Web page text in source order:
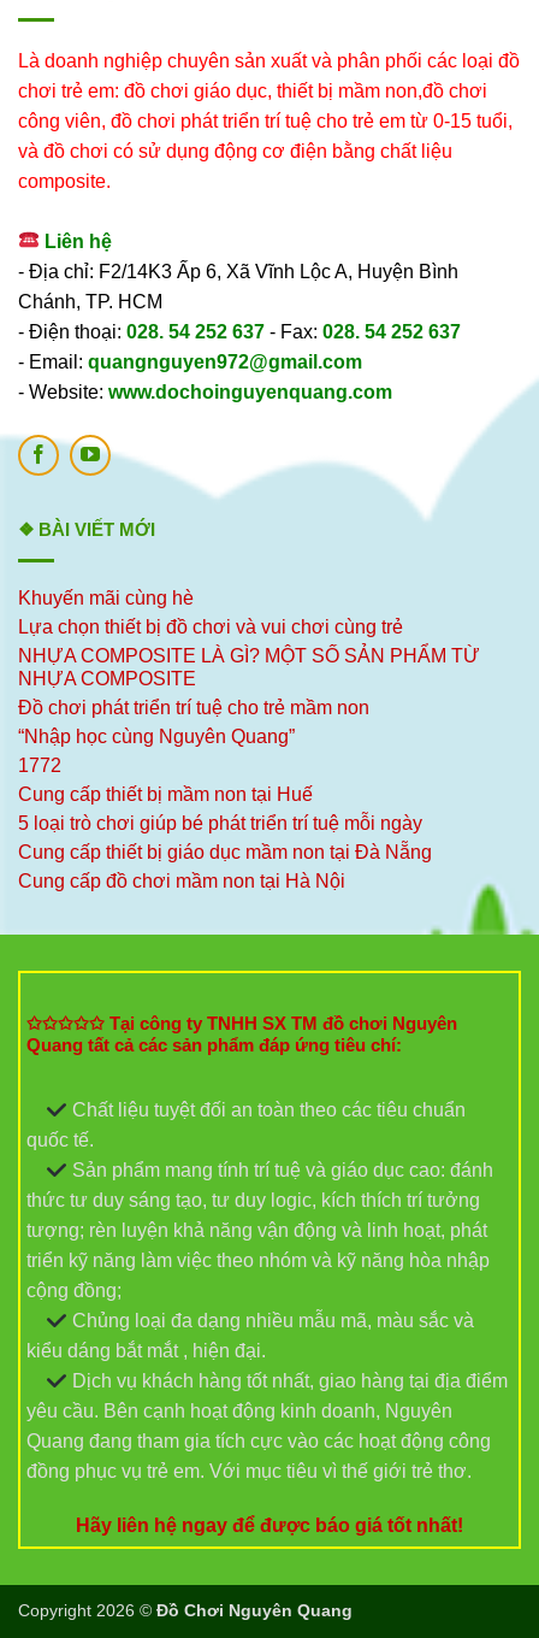
Là doanh nghiệp chuyên sản xuất và phân phối các loại đồ
chơi trẻ em: đồ chơi giáo dục, thiết bị mầm non,đồ chơi
công viên, đồ chơi phát triển trí tuệ cho trẻ em từ 0-15 tuổi,
và đồ chơi có sử dụng động cơ điện bằng chất liệu
composite.
Liên hệ
- Địa chỉ: F2/14K3 Ấp 6, Xã Vĩnh Lộc A, Huyện Bình
Chánh, TP. HCM
- Điện thoại: 028. 54 252 637 - Fax: 028. 54 252 637
- Email: quangnguyen972@gmail.com
- Website: www.dochoinguyenquang.com
❖ BÀI VIẾT MỚI
Khuyến mãi cùng hè
Lựa chọn thiết bị đồ chơi và vui chơi cùng trẻ
NHỰA COMPOSITE LÀ GÌ? MỘT SỐ SẢN PHẨM TỪ
NHỰA COMPOSITE
Đồ chơi phát triển trí tuệ cho trẻ mầm non
“Nhập học cùng Nguyên Quang”
1772
Cung cấp thiết bị mầm non tại Huế
5 loại trò chơi giúp bé phát triển trí tuệ mỗi ngày
Cung cấp thiết bị giáo dục mầm non tại Đà Nẵng
Cung cấp đồ chơi mầm non tại Hà Nội
✩✩✩✩✩ Tại công ty TNHH SX TM đồ chơi Nguyên
Quang tất cả các sản phẩm đáp ứng tiêu chí:
Chất liệu tuyệt đối an toàn theo các tiêu chuẩn
quốc tế.
Sản phẩm mang tính trí tuệ và giáo dục cao: đánh
thức tư duy sáng tạo, tư duy logic, kích thích trí tưởng
tượng; rèn luyện khả năng vận động và linh hoạt, phát
triển kỹ năng làm việc theo nhóm và kỹ năng hòa nhập
cộng đồng;
Chủng loại đa dạng nhiều mẫu mã, màu sắc và
kiểu dáng bắt mắt , hiện đại.
Dịch vụ khách hàng tốt nhất, giao hàng tại địa điểm
yêu cầu. Bên cạnh hoạt động kinh doanh, Nguyên
Quang đang tham gia tích cực vào các hoạt động công
đồng phục vụ trẻ em. Với mục tiêu vì thế giới trẻ thơ.
Hãy liên hệ ngay để được báo giá tốt nhất!
Copyright 2026 © Đồ Chơi Nguyên Quang